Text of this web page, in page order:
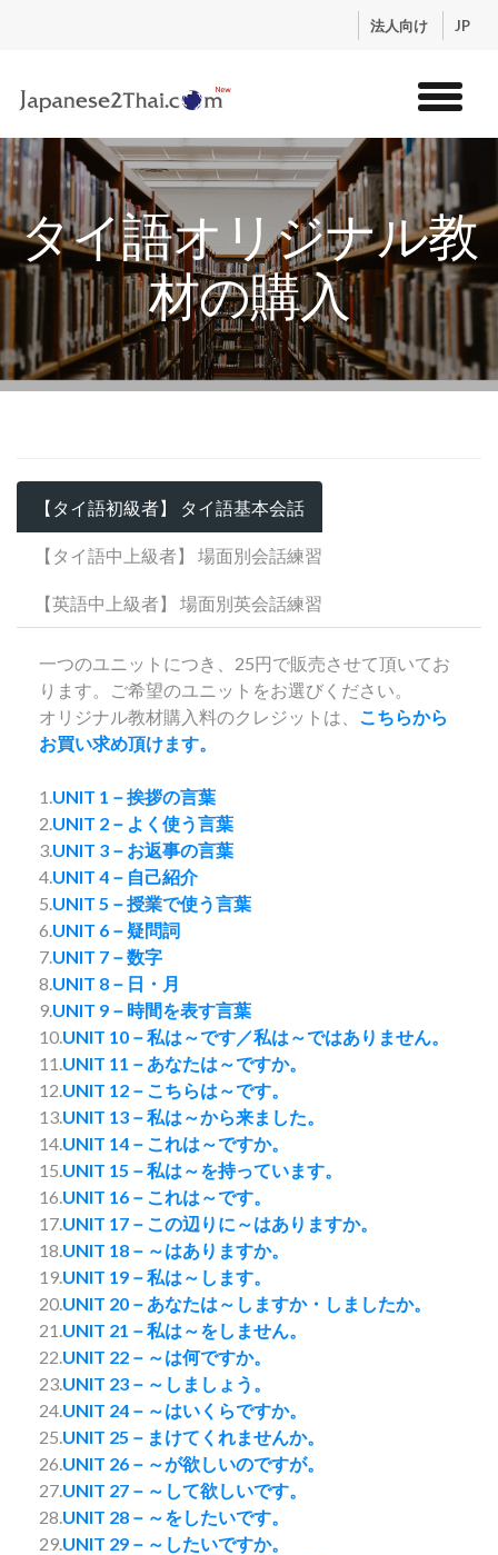
法人向け JP
トップ
サービス
コンテンツ
講師紹介
お申込流れ
ログイン
タイ語オリジナル教
材の購入
【タイ語初級者】 タイ語基本会話
【タイ語中上級者】 場面別会話練習
【英語中上級者】 場面別英会話練習
一つのユニットにつき、25円で販売させて頂いてお
ります。ご希望のユニットをお選びください。
オリジナル教材購入料のクレジットは、 こちらから
お買い求め頂けます。
1.UNIT 1－挨拶の言葉
2.UNIT 2－よく使う言葉
3.UNIT 3－お返事の言葉
4.UNIT 4－自己紹介
5.UNIT 5－授業で使う言葉
6.UNIT 6－疑問詞
7.UNIT 7－数字
8.UNIT 8－日・月
9.UNIT 9－時間を表す言葉
10.UNIT 10－私は～です／私は～ではありません。
11.UNIT 11－あなたは～ですか。
12.UNIT 12－こちらは～です。
13.UNIT 13－私は～から来ました。
14.UNIT 14－これは～ですか。
15.UNIT 15－私は～を持っています。
16.UNIT 16－これは～です。
17.UNIT 17－この辺りに～はありますか。
18.UNIT 18－～はありますか。
19.UNIT 19－私は～します。
20.UNIT 20－あなたは～しますか・しましたか。
21.UNIT 21－私は～をしません。
22.UNIT 22－～は何ですか。
23.UNIT 23－～しましょう。
24.UNIT 24－～はいくらですか。
25.UNIT 25－まけてくれませんか。
26.UNIT 26－～が欲しいのですが。
27.UNIT 27－～して欲しいです。
28.UNIT 28－～をしたいです。
29.UNIT 29－～したいですか。